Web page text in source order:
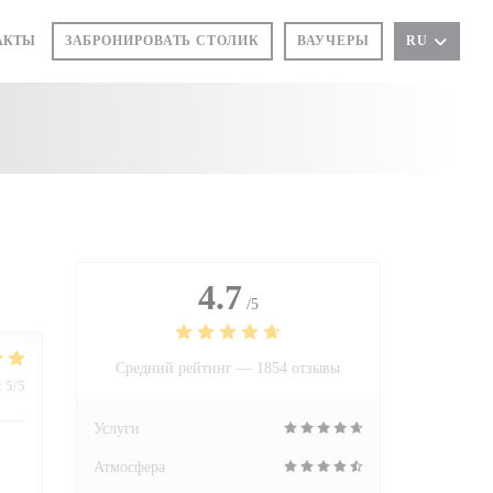
ЗАБРОНИРОВАТЬ СТОЛИК ВАУЧЕРЫ RU
5/5
4.7 /5
Средний рейтинг — 1854 отзывы
Услуги
Атмосфера